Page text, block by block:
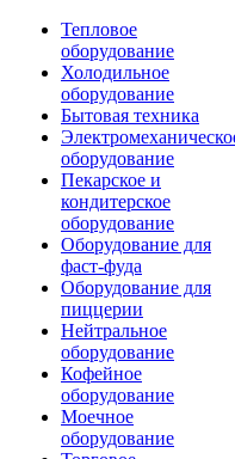
Тепловое
оборудование
Холодильное
оборудование
Бытовая техника
оборудование
Пекарское и
кондитерское
оборудование
Оборудование для
фаст-фуда
Оборудование для
пиццерии
Нейтральное
оборудование
Кофейное
оборудование
Моечное
оборудование